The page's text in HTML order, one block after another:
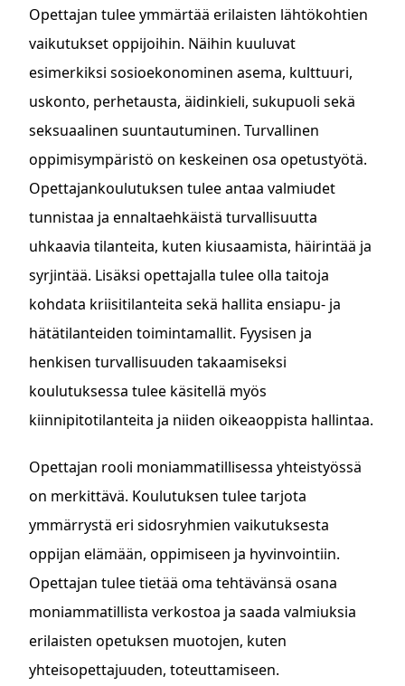
Opettajan tulee ymmärtää erilaisten lähtökohtien
vaikutukset oppijoihin. Näihin kuuluvat
esimerkiksi sosioekonominen asema, kulttuuri,
uskonto, perhetausta, äidinkieli, sukupuoli sekä
seksuaalinen suuntautuminen. Turvallinen
oppimisympäristö on keskeinen osa opetustyötä.
Opettajankoulutuksen tulee antaa valmiudet
tunnistaa ja ennaltaehkäistä turvallisuutta
uhkaavia tilanteita, kuten kiusaamista, häirintää ja
syrjintää. Lisäksi opettajalla tulee olla taitoja
kohdata kriisitilanteita sekä hallita ensiapu- ja
hätätilanteiden toimintamallit. Fyysisen ja
henkisen turvallisuuden takaamiseksi
koulutuksessa tulee käsitellä myös
kiinnipitotilanteita ja niiden oikeaoppista hallintaa.
Opettajan rooli moniammatillisessa yhteistyössä
on merkittävä. Koulutuksen tulee tarjota
ymmärrystä eri sidosryhmien vaikutuksesta
oppijan elämään, oppimiseen ja hyvinvointiin.
Opettajan tulee tietää oma tehtävänsä osana
moniammatillista verkostoa ja saada valmiuksia
erilaisten opetuksen muotojen, kuten
yhteisopettajuuden, toteuttamiseen.